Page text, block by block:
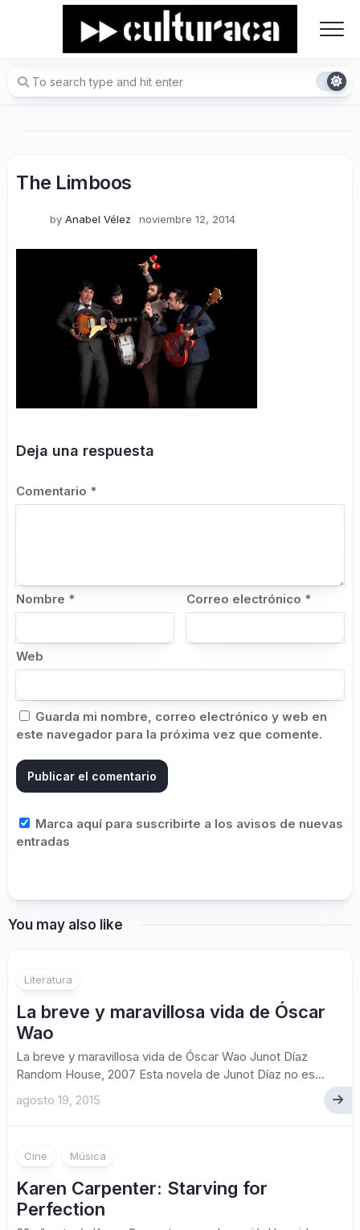
The Limboos
by Anabel Vélez noviembre 12, 2014
Deja una respuesta
Comentario *
Nombre * Correo electrónico *
Web
Guarda mi nombre, correo electrónico y web en
este navegador para la próxima vez que comente.
Marca aquí para suscribirte a los avisos de nuevas
entradas
You may also like
Literatura
La breve y maravillosa vida de Óscar
Wao
La breve y maravillosa vida de Óscar Wao Junot Díaz
Random House, 2007 Esta novela de Junot Díaz no es...
agosto 19, 2015
Cine Música
Karen Carpenter: Starving for
Perfection